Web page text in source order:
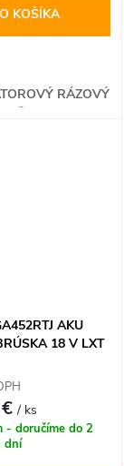
KOŠÍKA
RÁZOVÝ
AKU
18 V LXT
€/ ks
- doručíme do 2
dní